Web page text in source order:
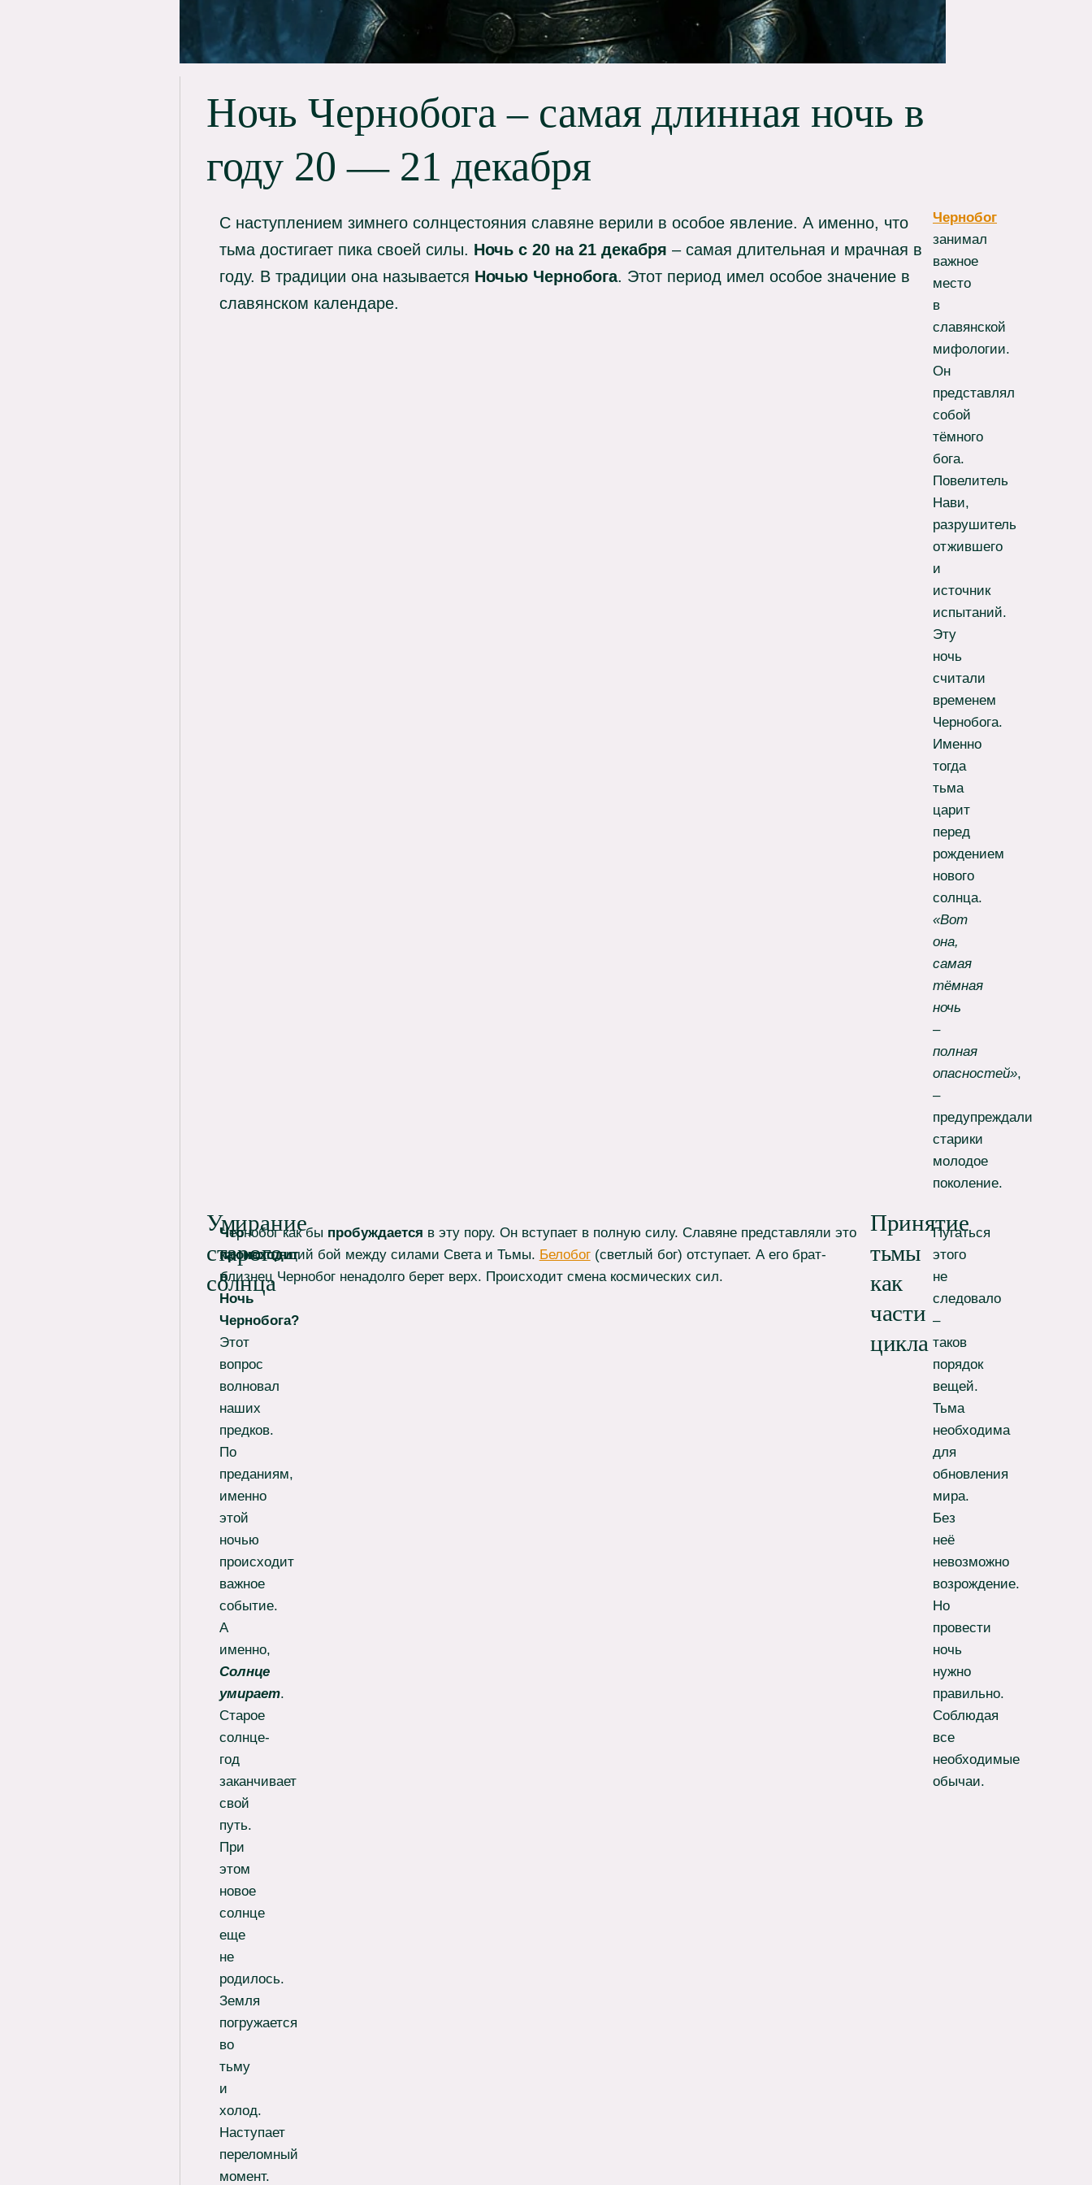
Ночь Чернобога – самая длинная ночь в
году 20 — 21 декабря
С наступлением зимнего солнцестояния славяне верили в особое явление. А именно, что
тьма достигает пика своей силы. Ночь с 20 на 21 декабря – самая длительная и мрачная в
году. В традиции она называется Ночью Чернобога. Этот период имел особое значение в
славянском календаре.
Чернобог
занимал
важное
место
в
славянской
мифологии.
Он
представлял
собой
тёмного
бога.
Повелитель
Нави,
разрушитель
отжившего
и
источник
испытаний.
Эту
ночь
считали
временем
Чернобога.
Именно
тогда
тьма
царит
перед
рождением
нового
солнца.
«Вот
она,
самая
тёмная
ночь
–
полная
опасностей»,
–
предупреждали
старики
молодое
поколение.
Умирание
старого
солнца
Что
происходит
в
Ночь
Чернобога?
Этот
вопрос
волновал
наших
предков.
По
преданиям,
именно
этой
ночью
происходит
важное
событие.
А
именно,
Солнце
умирает.
Старое
солнце-
год
заканчивает
свой
путь.
При
этом
новое
солнце
еще
не
родилось.
Земля
погружается
во
тьму
и
холод.
Наступает
переломный
момент.
Чернобог как бы пробуждается в эту пору. Он вступает в полную силу. Славяне представляли это
как настоящий бой между силами Света и Тьмы. Белобог(светлый бог) отступает. А его брат-
близнец Чернобог ненадолго берет верх. Происходит смена космических сил.
Принятие
тьмы
как
части
цикла
Пугаться
этого
не
следовало
–
таков
порядок
вещей.
Тьма
необходима
для
обновления
мира.
Без
неё
невозможно
возрождение.
Но
провести
ночь
нужно
правильно.
Соблюдая
все
необходимые
обычаи.